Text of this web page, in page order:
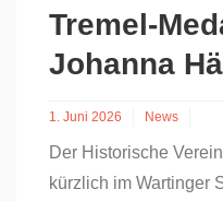
Tremel-
Johanna
1. Juni 2026 News
Der Historische
kürzlich im Wartinger